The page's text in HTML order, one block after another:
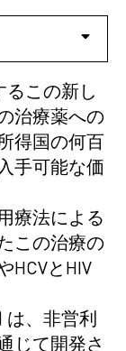
るこの新し
治療薬への
得国の何百
手可能な価
療法による
この治療の
HCVとHIV
は、非営利
じて開発さ